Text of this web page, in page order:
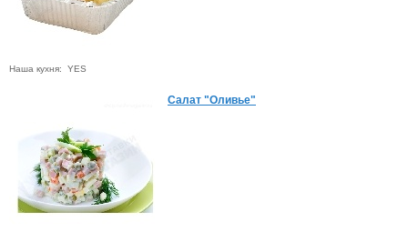
Наша кухня: YES
Салат "Оливье"